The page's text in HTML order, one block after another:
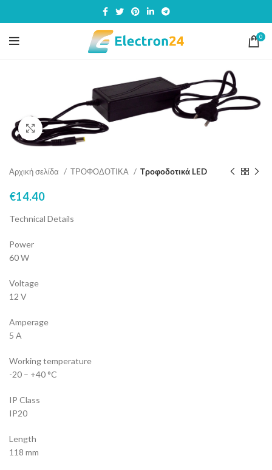
0
Click to enlarge
Αρχική σελίδα ΤΡΟΦΟΔΟΤΙΚΑ Τροφοδοτικά LED
€14.40
Technical Details
Power
60 W
Voltage
12 V
Amperage
5 A
Working temperature
-20 – +40 °C
IP Class
IP20
Length
118 mm